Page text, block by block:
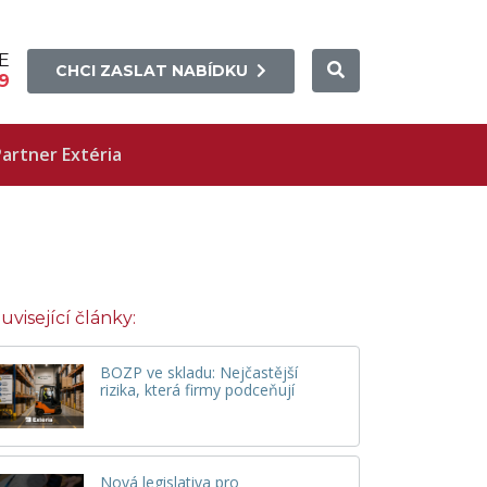
CHCI ZASLAT NABÍDKU
Extéria
články:
BOZP ve skladu: Nejčastější
rizika, která firmy podceňují
Nová legislativa pro